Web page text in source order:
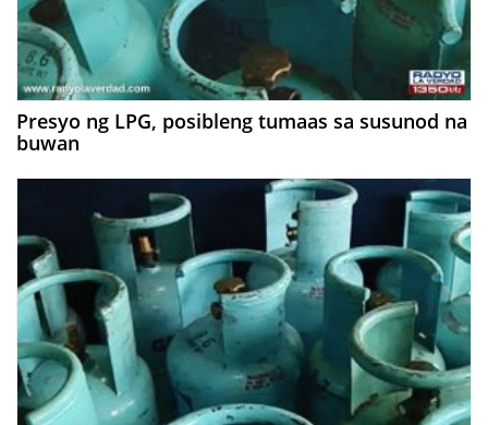
Presyo ng LPG, posibleng tumaas sa susunod na
buwan